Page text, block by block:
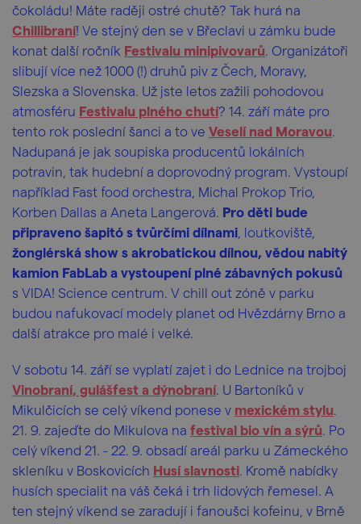
čokoládu! Máte raději ostré chutě? Tak hurá na
Chillibraní! Ve stejný den se v Břeclavi u zámku bude
konat další ročník Festivalu minipivovarů. Organizátoři
slibují více než 1000 (!) druhů piv z Čech, Moravy,
Slezska a Slovenska. Už jste letos zažili pohodovou
atmosféru Festivalu plného chutí? 14. září máte pro
tento rok poslední šanci a to ve Veselí nad Moravou.
Nadupaná je jak soupiska producentů lokálních
potravin, tak hudební a doprovodný program. Vystoupí
například Fast food orchestra, Michal Prokop Trio,
Korben Dallas a Aneta Langerová. Pro děti bude
připraveno šapitó s tvůrčími dílnami , loutkoviště,
žonglérská show s akrobatickou dílnou, vědou nabitý
kamion FabLab a vystoupení plné zábavných pokusů
s VIDA! Science centrum. V chill out zóně v parku
budou nafukovací modely planet od Hvězdárny Brno a
další atrakce pro malé i velké.
V sobotu 14. září se vyplatí zajet i do Lednice na trojboj
Vinobraní, gulášfest a dýnobraní. U Bartoníků v
Mikulčicích se celý víkend ponese v mexickém stylu.
21. 9. zajeďte do Mikulova na festival bio vín a sýrů. Po
celý víkend 21. - 22. 9. obsadí areál parku u Zámeckého
skleníku v Boskovicích Husí slavnosti. Kromě nabídky
husích specialit na váš čeká i trh lidových řemesel. A
ten stejný víkend se zaradují i fanoušci kofeinu, v Brně